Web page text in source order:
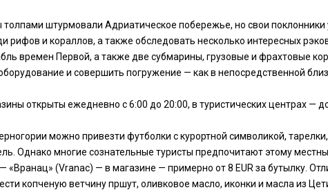
толпами штурмовали Адриатическое побережье, но свои
рифов и кораллов, а также обследовать несколько интересных
времен Первой, а также две субмарины, грузовые и фрахтовые
и совершить погружение — как в непосредственной
открыты ежедневно с 6:00 до 20:00, в туристических центрах —
можно привезти футболки с курортной символикой,
Однако многие сознательные туристы предпочитают этому
«Вранац» (Vranac) — в магазине — примерно от 8 EUR за бутылку.
копченую ветчину пршут, оливковое масло, иконки и масла из